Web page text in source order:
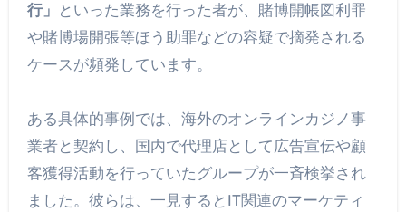
行」 といった業務を行った者が、賭博開帳図利罪
や賭博場開張等ほう助罪などの容疑で摘発される
ケースが頻発しています。
ある具体的事例では、海外のオンラインカジノ事
業者と契約し、国内で代理店として広告宣伝や顧
客獲得活動を行っていたグループが一斉検挙され
ました。彼らは、一見するとIT関連のマーケティ